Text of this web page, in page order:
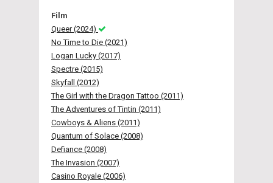
Film
Queer (2024)
No Time to Die (2021)
Logan Lucky (2017)
Spectre (2015)
Skyfall (2012)
The Girl with the Dragon Tattoo (2011)
The Adventures of Tintin (2011)
Cowboys & Aliens (2011)
Quantum of Solace (2008)
Defiance (2008)
The Invasion (2007)
Casino Royale (2006)